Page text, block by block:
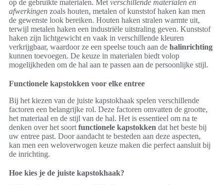
op de gebruikte materialen. Met verschillende materialen en
afwerkingen zoals houten, metalen of kunststof haken kan men
de gewenste look bereiken. Houten haken stralen warmte uit,
terwijl metalen haken een industriële uitstraling geven. Kunststof
haken zijn lichtgewicht en vaak in verschillende kleuren
verkrijgbaar, waardoor ze een speelse touch aan de halinrichting
kunnen toevoegen. De keuze in materialen biedt volop
mogelijkheden om de hal aan te passen aan de persoonlijke stijl.
Functionele kapstokken voor elke entree
Bij het kiezen van de juiste kapstokhaak spelen verschillende
factoren een belangrijke rol. Deze factoren omvatten de grootte,
het materiaal en de stijl van de hal. Het is essentieel om na te
denken over het soort functionele kapstokken dat het beste bij
uw entree past. Door aandacht te besteden aan deze aspecten,
kan men een weloverwogen keuze maken die perfect aansluit bij
de inrichting.
Hoe kies je de juiste kapstokhaak?